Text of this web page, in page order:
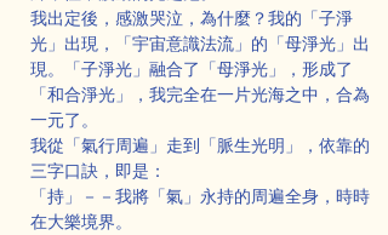
我出定後，感激哭泣，為什麼？我的「子淨
光」出現，「宇宙意識法流」的「母淨光」出
現。「子淨光」融合了「母淨光」，形成了
「和合淨光」，我完全在一片光海之中，合為
一元了。
我從「氣行周遍」走到「脈生光明」，依靠的
三字口訣，即是：
「持」－－我將「氣」永持的周遍全身，時時
在大樂境界。